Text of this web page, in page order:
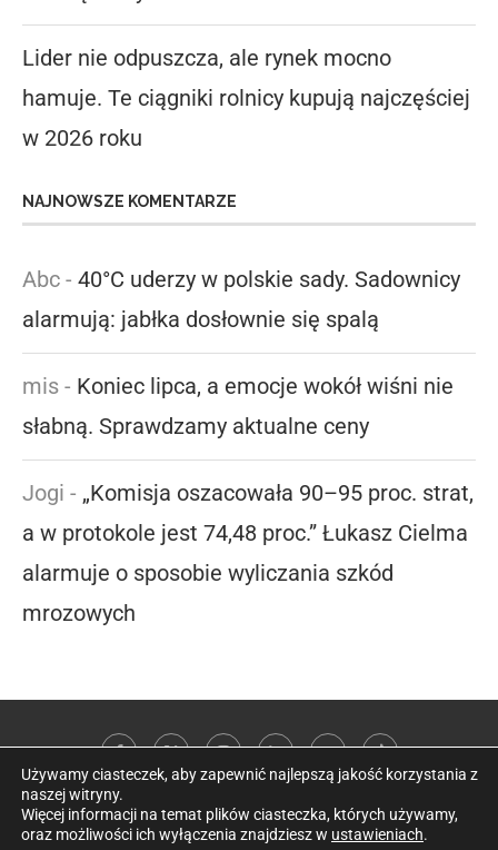
Lider nie odpuszcza, ale rynek mocno
hamuje. Te ciągniki rolnicy kupują najczęściej
w 2026 roku
NAJNOWSZE KOMENTARZE
Abc - 40°C uderzy w polskie sady. Sadownicy
alarmują: jabłka dosłownie się spalą
mis - Koniec lipca, a emocje wokół wiśni nie
słabną. Sprawdzamy aktualne ceny
Jogi - „Komisja oszacowała 90–95 proc. strat,
a w protokole jest 74,48 proc.” Łukasz Cielma
alarmuje o sposobie wyliczania szkód
mrozowych
@2026 Kobieta w sadzie
Używamy ciasteczek, aby zapewnić najlepszą jakość korzystania z
naszej witryny.
Więcej informacji na temat plików ciasteczka, których używamy,
oraz możliwości ich wyłączenia znajdziesz w ustawieniach.